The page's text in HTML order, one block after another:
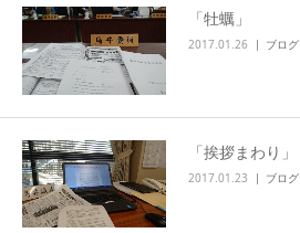
「牡蠣」
2017.01.26 ブログ
「挨拶まわり」
2017.01.23 ブログ